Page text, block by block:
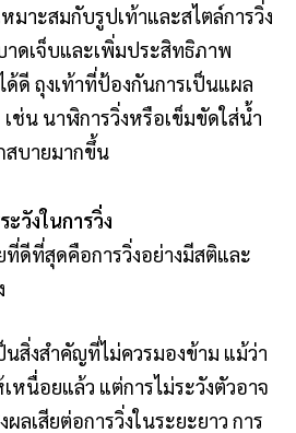
หมาะสมกับรูปเท้าและสไตล์การวิ่ง
ดเจ็บและเพิ่มประสิทธิภาพ
ด้ดี ถุงเท้าที่ป้องกันการเป็นแผล
ช่น นาฬิการวิ่งหรือเข็มขัดใส่น้ำ
สบายมากขึ้น
วังในการวิ่ง
นสิ่งสำคัญที่ไม่ควรมองข้าม แม้ว่า
หนื่อยแล้ว แต่การไม่ระวังตัวอาจ
ลเสียต่อการวิ่งในระยะยาว การ